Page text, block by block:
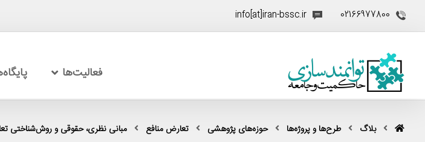
02166977800
info[at]iran-bssc.ir
فعالیت‌ها
بلاگ طرح‌ها و پروژه‌ها حوزه‌های پژوهشی تعارض منافع مبانی نظری، حقوقی و روش‌شناختی